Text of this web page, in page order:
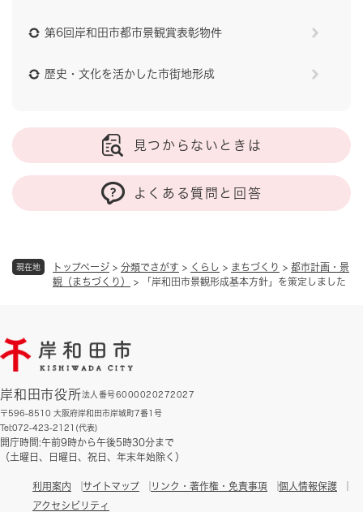
現在地 トップページ > 分類でさがす > くらし > まちづくり > 都市計画・景
観（まちづくり）
> 「岸和田市景観形成基本方針」を策定しました
第6回岸和田市都市景観賞表彰物件
歴史・文化を活かした市街地形成
見つからないときは
よくある質問と回答
岸和田市役所法人番号6000020272027
〒596-8510 大阪府岸和田市岸城町7番1号
Tel:072-423-2121(代表)
開庁時間:午前9時から午後5時30分まで
（土曜日、日曜日、祝日、年末年始除く）
利用案内 サイトマップ リンク・著作権・免責事項
個人情報保護
アクセシビリティ